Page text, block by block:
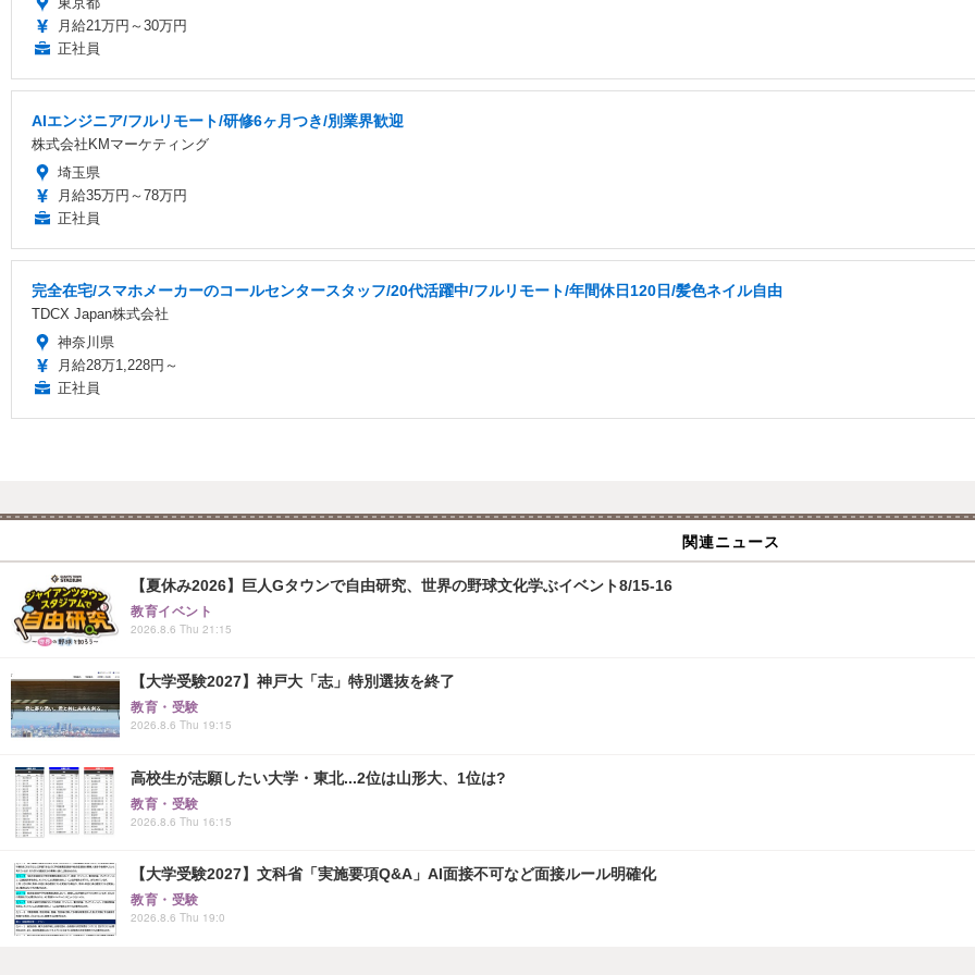
月給21万円～30万円
正社員
AIエンジニア/フルリモート/研修6ヶ月つき/別業界歓迎
株式会社KMマーケティング
埼玉県
月給35万円～78万円
正社員
完全在宅/スマホメーカーのコールセンタースタッフ/20代活躍中/フルリモート/年間休日120日/髪色ネイル自由
TDCX Japan株式会社
神奈川県
月給28万1,228円～
正社員
関連ニュース
【夏休み2026】巨人Gタウンで自由研究、世界の野球文化学ぶイベント8/15-16
教育イベント
2026.8.6 Thu 21:15
【大学受験2027】神戸大「志」特別選抜を終了
教育・受験
2026.8.6 Thu 19:15
高校生が志願したい大学・東北...2位は山形大、1位は?
教育・受験
2026.8.6 Thu 16:15
【大学受験2027】文科省「実施要項Q&A」AI面接不可など面接ルール明確化
教育・受験
2026.8.6 Thu 19:0